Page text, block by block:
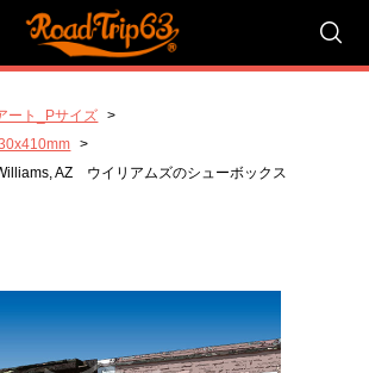
ページ
ード 530x410mm
ート_Pサイズ
AZ ウイリアムズのシューボックス